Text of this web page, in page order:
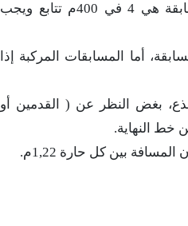
فى مسابقات الأقصر من 400م : 400م، والمرحلة الأولى من المسابقة هي 4 في 400م تتابع ويجب
أما المسابقات المركبة إذا
بغض النظر عن ( القدمين أو
خط النهاية.
بين كل حارة 1,22م.